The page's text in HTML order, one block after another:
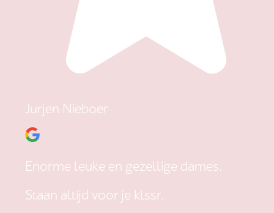
Jurjen Nieboer
Enorme leuke en gezellige dames.
Staan altijd voor je klssr.